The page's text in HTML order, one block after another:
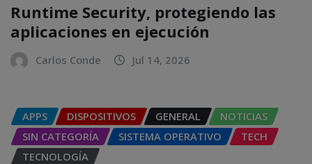
Runtime Security, protegiendo las
aplicaciones en ejecución
Carlos Conde Jul 14, 2026
APPS DISPOSITIVOS GENERAL
NOTICIAS
SIN CATEGORÍA
SISTEMA OPERATIVO
TECH
TECNOLOGÍA